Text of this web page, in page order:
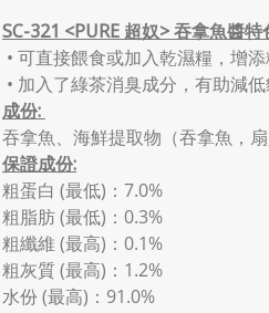
SC-321 <PURE 超奴> 吞拿魚醬特
• 可直接餵食或加入乾濕糧，增
• 加入了綠茶消臭成分，有助減低
成份:
吞拿魚、海鮮提取物（吞拿魚，
保證成份:
粗蛋白 (最低)：7.0%
粗脂肪 (最低)：0.3%
粗纖維 (最高)：0.1%
粗灰質 (最高)：1.2%
水份 (最高)：91.0%